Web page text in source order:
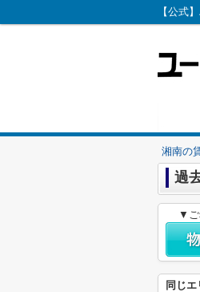
【公式
湘南の
過
▼ご
同じ